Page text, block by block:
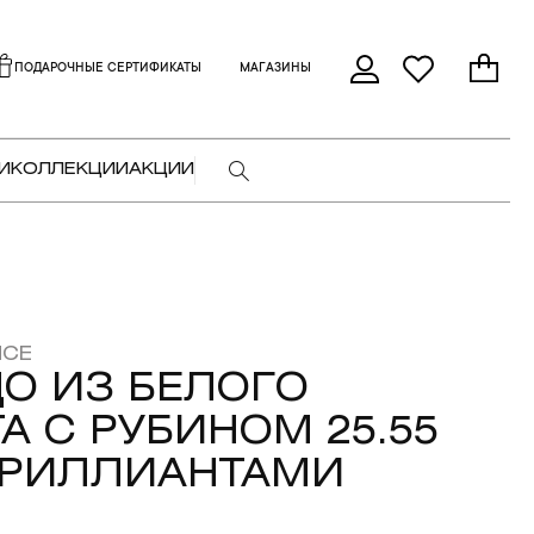
ПОДАРОЧНЫЕ СЕРТИФИКАТЫ МАГАЗИНЫ
КОЛЛЕКЦИИАКЦИИ
ИЗ БЕЛОГО
С РУБИНОМ 25.55